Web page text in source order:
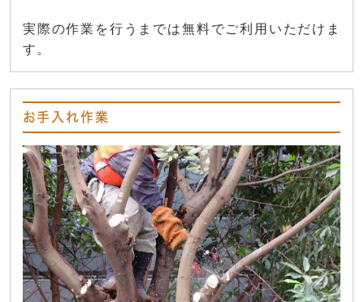
実際の作業を行うまでは無料でご利用いただけま
す。
お手入れ作業